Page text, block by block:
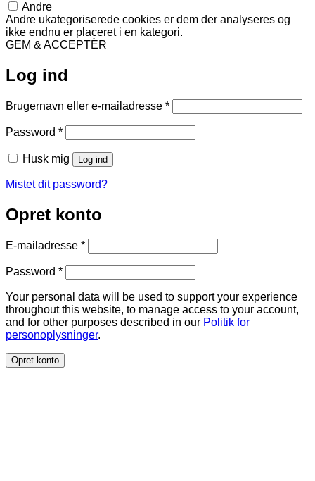
Andre
Andre ukategoriserede cookies er dem der analyseres og
ikke endnu er placeret i en kategori.
GEM & ACCEPTÈR
Log ind
Brugernavn eller e-mailadresse *Påkrævet
Password *Påkrævet
Husk mig Log ind
Mistet dit password?
Opret konto
E-mailadresse *Påkrævet
Password *Påkrævet
Your personal data will be used to support your experience
throughout this website, to manage access to your account,
and for other purposes described in our Politik for
personoplysninger.
Opret konto